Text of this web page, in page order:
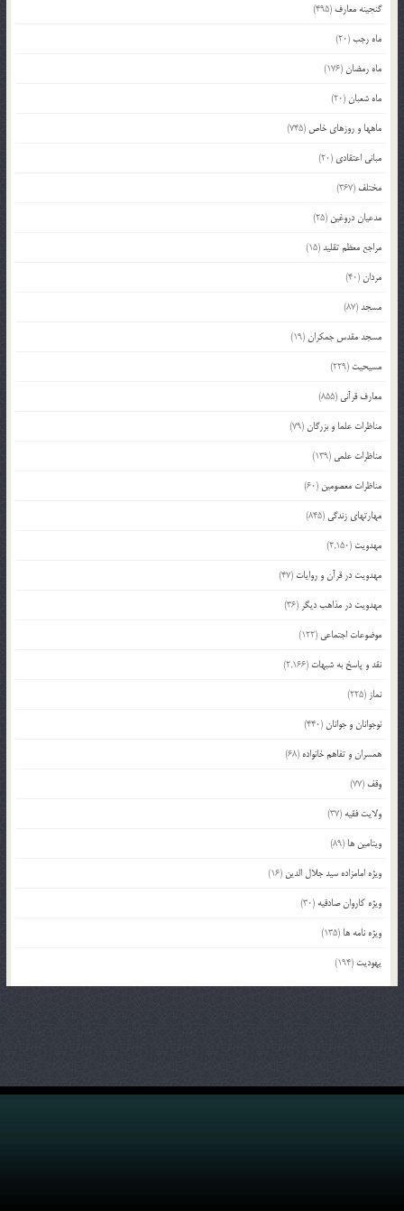
گنجینه معارف (495)
ماه رجب(20)
ماه رمضان(176)
ماه شعبان(20)
ماهها و روزهای خاص (745)
مبانی اعتقادی (20)
مختلف (367)
مدعیان دروغین (25)
مراجع معظم تقلید(15)
مردان(40)
مسجد(87)
مسجد مقدس جمکران(19)
مسیحیت (229)
معارف قرآنی (855)
مناظرات علما و بزرگان(79)
مناظرات علمی (139)
مناظرات معصومین (60)
مهارتهای زندگی (845)
مهدویت (2,150)
مهدویت در قرآن و روایات (47)
مهدویت در مذاهب دیگر (36)
موضوعات اجتماعی (122)
نقد و پاسخ به شبهات (2,166)
نماز (225)
نوجوانان و جوانان(440)
همسران و تفاهم خانواده (68)
وقف (77)
ولایت فقیه (37)
ویتامین ها (89)
ویژه امامزاده سید جلال الدین (16)
ویژه کاروان صادقیه (30)
ویژه نامه ها (135)
یهودیت (194)